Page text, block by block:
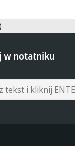
w notatniku